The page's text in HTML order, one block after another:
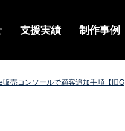
支援実績 制作事例
販売コンソールで顧客追加手順【旧G